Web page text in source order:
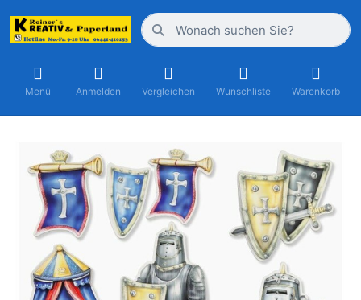
Menü Anmelden Vergleichen Wunschliste Warenkorb